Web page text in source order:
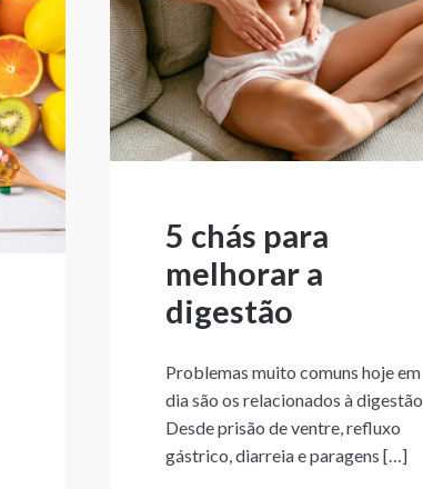
5 chás para
melhorar a
digestão
Problemas muito comuns hoje em
dia são os relacionados à digestão.
Desde prisão de ventre, refluxo
gástrico, diarreia e paragens […]